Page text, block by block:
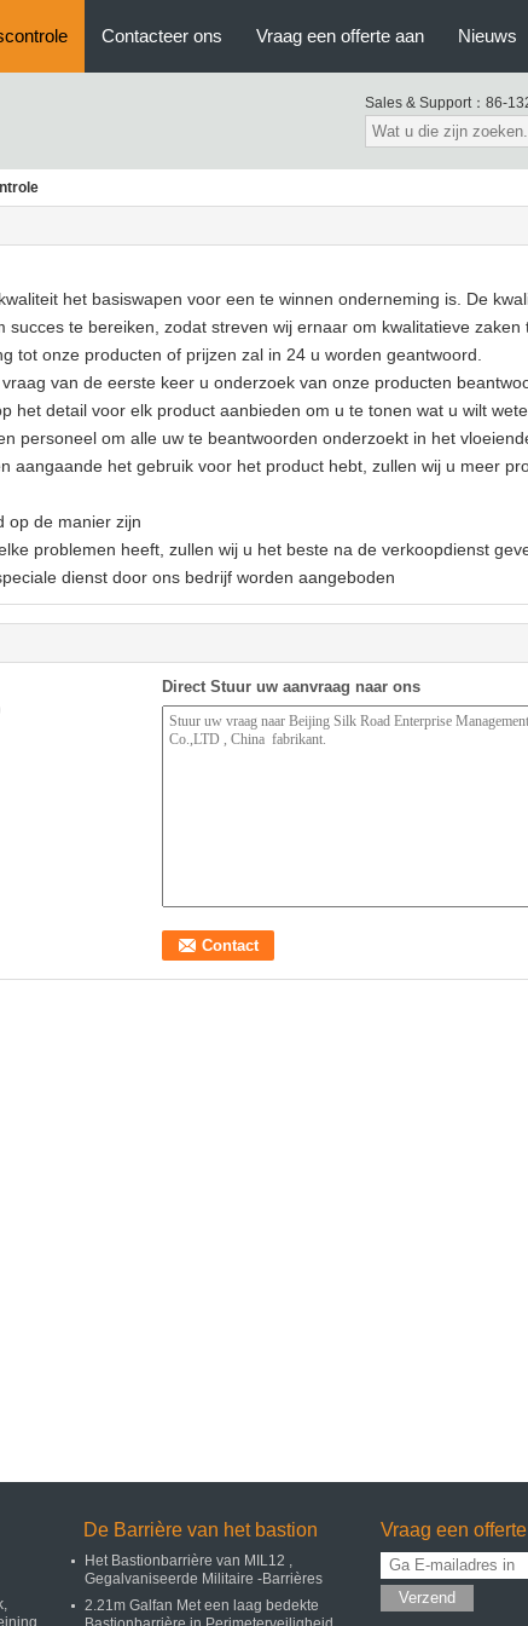
Contacteer ons Vraag een offerte aan Nieuws
Sales & Support： 86-
het basiswapen voor een te winnen onderneming is. De
te bereiken, zodat streven wij ernaar om kwalitatieve zaken
tot onze producten of prijzen zal in 24 u worden geantwoord.
van de eerste keer u onderzoek van onze producten
het detail voor elk product aanbieden om u te tonen wat u wilt
personeel om alle uw te beantwoorden onderzoekt in het
aangaande het gebruik voor het product hebt, zullen wij u meer
op de manier zijn
problemen heeft, zullen wij u het beste na de verkoopdienst
dienst door ons bedrijf worden aangeboden
Direct Stuur uw aanvraag naar ons
De Barrière van het bastion
Het Bastionbarrière van MIL12 ,
Gegalvaniseerde Militaire -Barrières
2.21m Galfan Met een laag bedekte
Vraag een
Verzend